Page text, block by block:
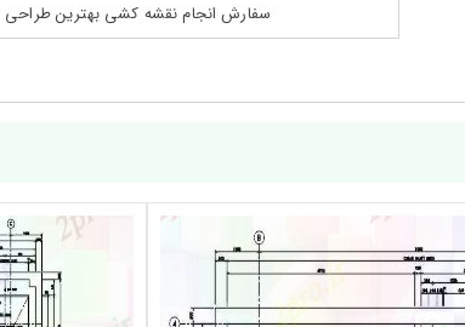
سفارش انجام نقشه کشی بهترین طراحی - کم